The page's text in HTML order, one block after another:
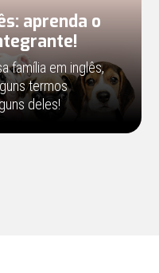
aprenda o
família em inglês,
termos
deles!